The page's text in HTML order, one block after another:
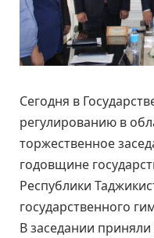
Сегодня в
регулированию в
торжественное
годовщине
Республики
государственного
В заседании приняли